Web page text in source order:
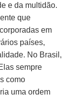
e da multidão.
que
em
países,
No Brasil,
sempre
como
uma ordem